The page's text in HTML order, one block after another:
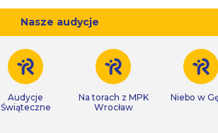
Nasze audycje
Audycje
Świąteczne
Na torach z MPK
Wrocław
Niebo w